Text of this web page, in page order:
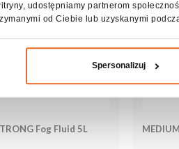
udostępniamy partnerom
od Ciebie lub uzyskanymi
Spersonalizuj
Fog Fluid 5L